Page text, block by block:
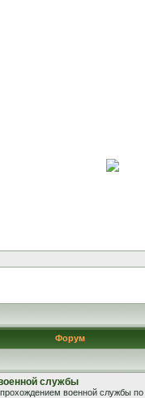
Форум
службы
военной службы по